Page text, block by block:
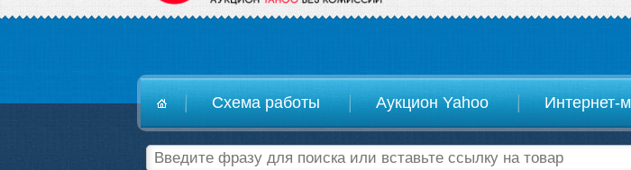
Схема работы Аукцион Yahoo Интернет-